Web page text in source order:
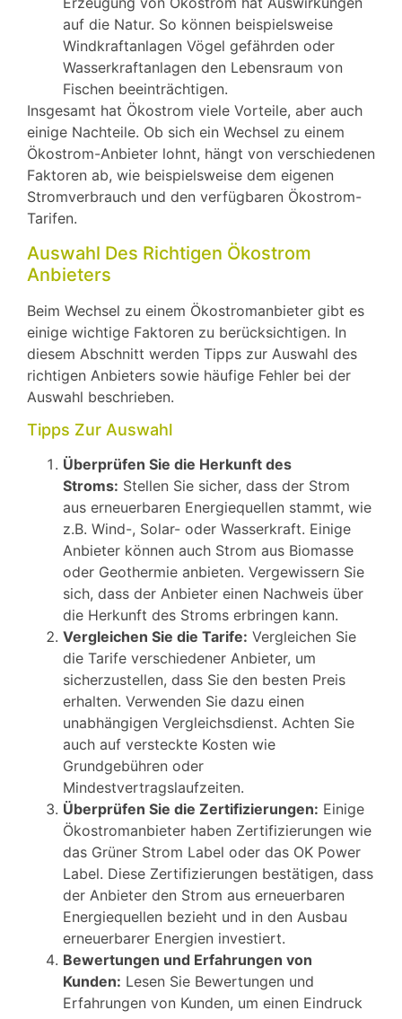
auf die Natur. So können beispielsweise
Windkraftanlagen Vögel gefährden oder
Wasserkraftanlagen den Lebensraum von
Fischen beeinträchtigen.
Insgesamt hat Ökostrom viele Vorteile, aber auch
einige Nachteile. Ob sich ein Wechsel zu einem
Ökostrom-Anbieter lohnt, hängt von verschiedenen
Faktoren ab, wie beispielsweise dem eigenen
Stromverbrauch und den verfügbaren Ökostrom-
Tarifen.
Auswahl Des Richtigen Ökostrom
Anbieters
Beim Wechsel zu einem Ökostromanbieter gibt es
einige wichtige Faktoren zu berücksichtigen. In
diesem Abschnitt werden Tipps zur Auswahl des
richtigen Anbieters sowie häufige Fehler bei der
Auswahl beschrieben.
Tipps Zur Auswahl
Überprüfen Sie die Herkunft des
Stroms: Stellen Sie sicher, dass der Strom
aus erneuerbaren Energiequellen stammt, wie
z.B. Wind-, Solar- oder Wasserkraft. Einige
Anbieter können auch Strom aus Biomasse
oder Geothermie anbieten. Vergewissern Sie
sich, dass der Anbieter einen Nachweis über
die Herkunft des Stroms erbringen kann.
Vergleichen Sie die Tarife: Vergleichen Sie
die Tarife verschiedener Anbieter, um
sicherzustellen, dass Sie den besten Preis
erhalten. Verwenden Sie dazu einen
unabhängigen Vergleichsdienst. Achten Sie
auch auf versteckte Kosten wie
Grundgebühren oder
Mindestvertragslaufzeiten.
Überprüfen Sie die Zertifizierungen: Einige
Ökostromanbieter haben Zertifizierungen wie
das Grüner Strom Label oder das OK Power
Label. Diese Zertifizierungen bestätigen, dass
der Anbieter den Strom aus erneuerbaren
Energiequellen bezieht und in den Ausbau
erneuerbarer Energien investiert.
Bewertungen und Erfahrungen von
Kunden: Lesen Sie Bewertungen und
Erfahrungen von Kunden, um einen Eindruck